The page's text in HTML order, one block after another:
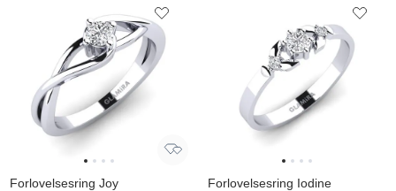
Forlovelsesring Joy Forlovelsesring Iodine